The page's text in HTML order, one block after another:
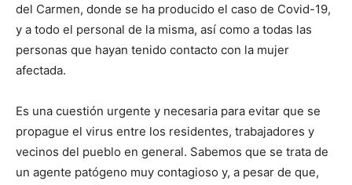
del Carmen, donde se ha producido el caso de Covid-19,
y a todo el personal de la misma, así como a todas las
personas que hayan tenido contacto con la mujer
afectada.
Es una cuestión urgente y necesaria para evitar que se
propague el virus entre los residentes, trabajadores y
vecinos del pueblo en general. Sabemos que se trata de
un agente patógeno muy contagioso y, a pesar de que,